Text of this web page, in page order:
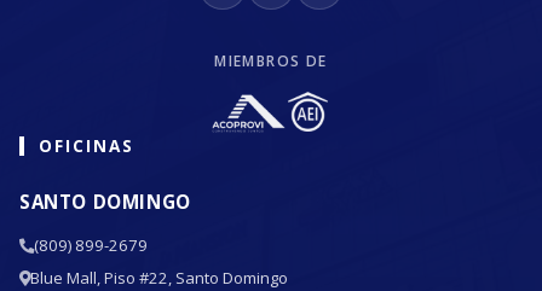
MIEMBROS DE
OFICINAS
SANTO DOMINGO
(809) 899-2679
Blue Mall, Piso #22, Santo Domingo